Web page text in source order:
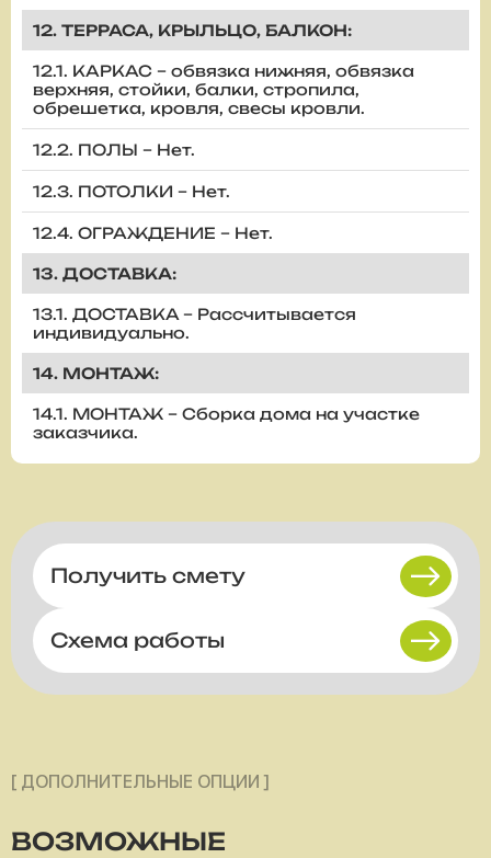
12. ТЕРРАСА, КРЫЛЬЦО, БАЛКОН:
12.1. КАРКАС – обвязка нижняя, обвязка
верхняя, стойки, балки, стропила,
обрешетка, кровля, свесы кровли.
12.2. ПОЛЫ – Нет.
12.3. ПОТОЛКИ – Нет.
12.4. ОГРАЖДЕНИЕ – Нет.
13. ДОСТАВКА:
13.1. ДОСТАВКА – Рассчитывается
индивидуально.
14. МОНТАЖ:
14.1. МОНТАЖ – Сборка дома на участке
заказчика.
Получить смету
Схема работы
[ ДОПОЛНИТЕЛЬНЫЕ ОПЦИИ ]
ВОЗМОЖНЫЕ